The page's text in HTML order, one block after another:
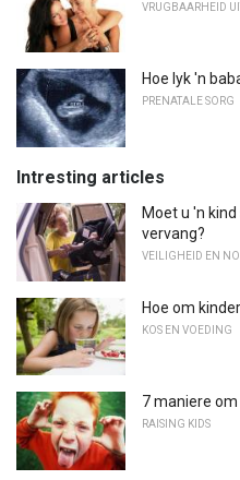
VRUGBAARHEID
Hoe lyk 'n
PRENATALE SORG
Intresting articles
Moet u 'n
vervang?
VEILIGHEID EN
Hoe om
KOS EN VOEDING
7 maniere
RAISING KIDS